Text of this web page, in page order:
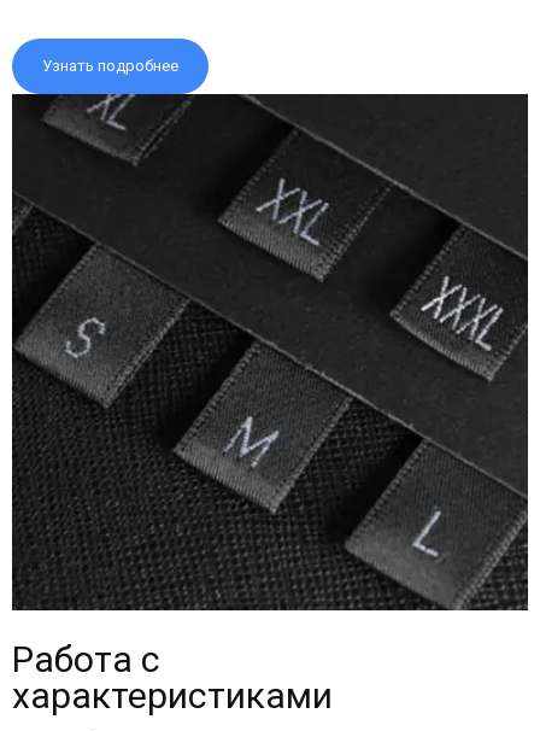
Узнать подробнее
Работа с
характеристиками